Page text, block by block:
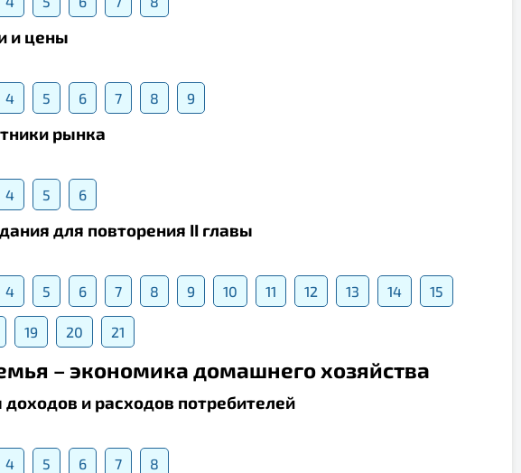
и цены
4 5 6 7 8 9
рынка
4 5 6
для повторения II главы
4 5 6 7 8 9 10 11 12 13 14 15
19 20 21
– экономика домашнего хозяйства
доходов и расходов потребителей
4 5 6 7 8